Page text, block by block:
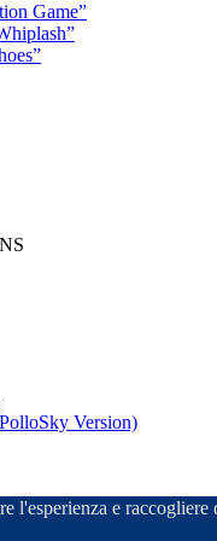
Game”
Version)
l'esperienza e